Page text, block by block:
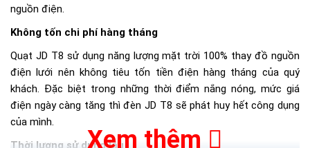
nguồn điện.
Không tốn chi phí hàng tháng
Quạt JD T8 sử dụng năng lượng mặt trời 100% thay đồ nguồn
điện lưới nên không tiêu tốn tiền điện hàng tháng của quý
khách. Đặc biệt trong những thời điểm nắng nóng, mức giá
điện ngày càng tăng thì đèn JD T8 sẽ phát huy hết công dụng
của mình.
Thời lượng sử dụng lâuXem thêm